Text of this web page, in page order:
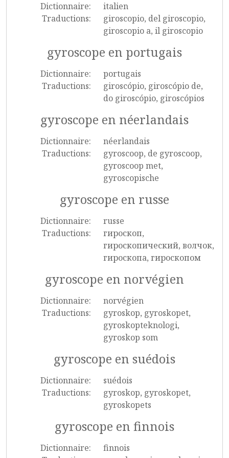
Dictionnaire:
italien
Traductions:
giroscopio, del giroscopio,
giroscopio a, il giroscopio
gyroscope en portugais
Dictionnaire:
portugais
Traductions:
giroscópio, giroscópio de,
do giroscópio, giroscópios
gyroscope en néerlandais
Dictionnaire:
néerlandais
Traductions:
gyroscoop, de gyroscoop,
gyroscoop met,
gyroscopische
gyroscope en russe
Dictionnaire:
russe
Traductions:
гироскоп,
гироскопический, волчок,
гироскопа, гироскопом
gyroscope en norvégien
Dictionnaire:
norvégien
Traductions:
gyroskop, gyroskopet,
gyroskopteknologi,
gyroskop som
gyroscope en suédois
Dictionnaire:
suédois
Traductions:
gyroskop, gyroskopet,
gyroskopets
gyroscope en finnois
Dictionnaire:
finnois